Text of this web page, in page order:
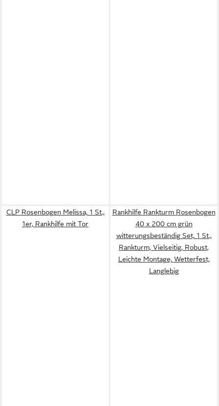
CLP Rosenbogen Melissa, 1 St.,
1er, Rankhilfe mit Tor
Rankhilfe Rankturm Rosenbogen
40 x 200 cm grün
witterungsbeständig Set, 1 St.,
Rankturm, Vielseitig, Robust,
Leichte Montage, Wetterfest,
Langlebig